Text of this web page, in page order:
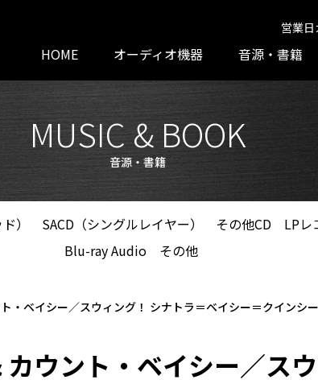
HOME オーディオ機器 音源・書籍
営業
MUSIC & BOOK
音源・書籍
） SACD（シングルレイヤー） その他CD
LPレ
Blu-ray Audio
その他
・ベイシー／スウィング！ シナトラ＝ベイシー＝クイン
ウント・ベイシー／ス